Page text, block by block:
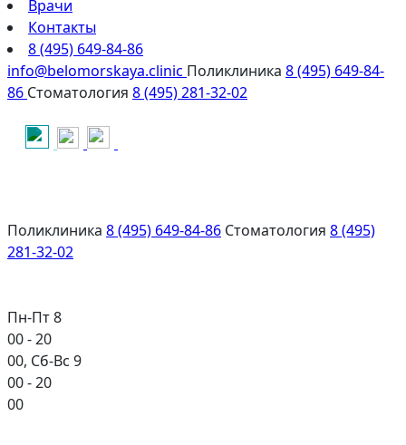
Врачи
Контакты
8 (495) 649-84-86
info@belomorskaya.clinic Поликлиника 8 (495) 649-84-
86 Стоматология 8 (495) 281-32-02
Поликлиника 8 (495) 649-84-86 Стоматология 8 (495)
281-32-02
Пн-Пт 8
00- 20
00, Сб-Вс 9
00- 20
00